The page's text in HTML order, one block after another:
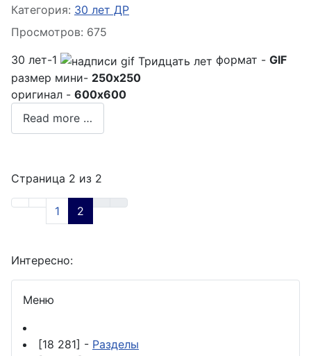
Информация о материале
Категория: 30 лет ДР
Просмотров: 675
30 лет-1
формат - GIF
размер мини- 250x250
оригинал - 600x600
Read more …
Страница 2 из 2
1 2
Интересно:
Меню
[18 281] - Разделы